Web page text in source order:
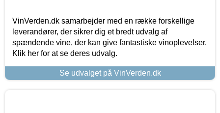
VinVerden.dk samarbejder med en række forskellige
leverandører, der sikrer dig et bredt udvalg af
spændende vine, der kan give fantastiske vinoplevelser.
Klik her for at se deres udvalg.
Se udvalget på VinVerden.dk